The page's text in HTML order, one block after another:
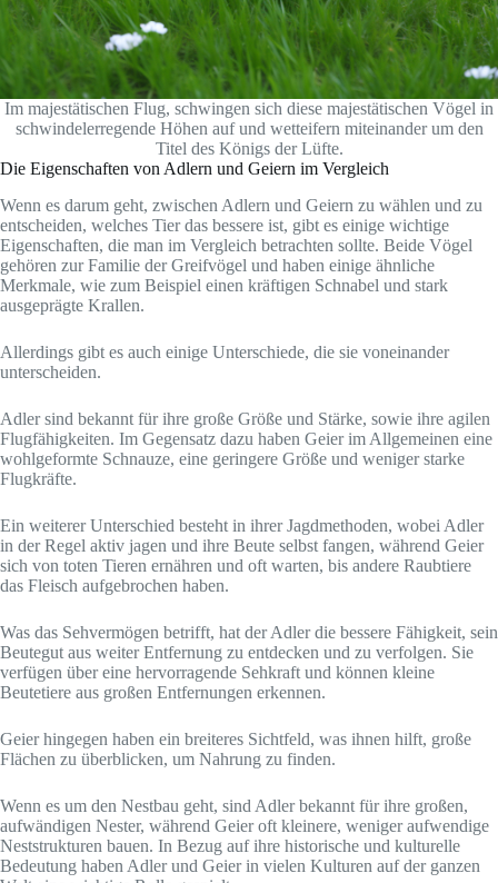
Im majestätischen Flug, schwingen sich diese majestätischen Vögel in
schwindelerregende Höhen auf und wetteifern miteinander um den
Titel des Königs der Lüfte.
Die Eigenschaften von Adlern und Geiern im Vergleich
Wenn es darum geht, zwischen Adlern und Geiern zu wählen und zu
entscheiden, welches Tier das bessere ist, gibt es einige wichtige
Eigenschaften, die man im Vergleich betrachten sollte. Beide Vögel
gehören zur Familie der Greifvögel und haben einige ähnliche
Merkmale, wie zum Beispiel einen kräftigen Schnabel und stark
ausgeprägte Krallen.
Allerdings gibt es auch einige Unterschiede, die sie voneinander
unterscheiden.
Adler sind bekannt für ihre große Größe und Stärke, sowie ihre agilen
Flugfähigkeiten. Im Gegensatz dazu haben Geier im Allgemeinen eine
wohlgeformte Schnauze, eine geringere Größe und weniger starke
Flugkräfte.
Ein weiterer Unterschied besteht in ihrer Jagdmethoden, wobei Adler
in der Regel aktiv jagen und ihre Beute selbst fangen, während Geier
sich von toten Tieren ernähren und oft warten, bis andere Raubtiere
das Fleisch aufgebrochen haben.
Was das Sehvermögen betrifft, hat der Adler die bessere Fähigkeit, sein
Beutegut aus weiter Entfernung zu entdecken und zu verfolgen. Sie
verfügen über eine hervorragende Sehkraft und können kleine
Beutetiere aus großen Entfernungen erkennen.
Geier hingegen haben ein breiteres Sichtfeld, was ihnen hilft, große
Flächen zu überblicken, um Nahrung zu finden.
Wenn es um den Nestbau geht, sind Adler bekannt für ihre großen,
aufwändigen Nester, während Geier oft kleinere, weniger aufwendige
Neststrukturen bauen. In Bezug auf ihre historische und kulturelle
Bedeutung haben Adler und Geier in vielen Kulturen auf der ganzen